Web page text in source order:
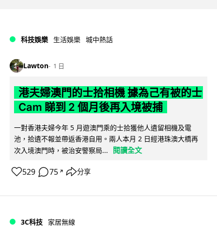
科技娛樂 生活娛樂 城中熱話
Lawton 1 日
港夫婦澳門的士拾相機 據為己有被的士
Cam 睇到 2 個月後再入境被捕
一對香港夫婦今年 5 月遊澳門乘的士拾獲他人遺留相機及電
池，拾遺不報並帶返香港自用。兩人本月 2 日經港珠澳大橋再
次入境澳門時，被治安警察局...
閱讀全文
529 75 ↗ 分享
3C科技 家居無線